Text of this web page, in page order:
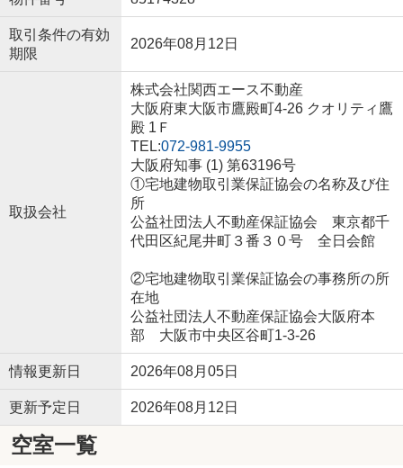
取引条件の有効
期限
2026年08月12日
取扱会社
株式会社関西エース不動産
大阪府東大阪市鷹殿町4-26 クオリティ鷹
殿 1Ｆ
TEL:072-981-9955
大阪府知事 (1) 第63196号
①宅地建物取引業保証協会の名称及び住
所
公益社団法人不動産保証協会 東京都千
代田区紀尾井町３番３０号 全日会館
②宅地建物取引業保証協会の事務所の所
在地
公益社団法人不動産保証協会大阪府本
部 大阪市中央区谷町1-3-26
情報更新日 2026年08月05日
更新予定日 2026年08月12日
空室一覧